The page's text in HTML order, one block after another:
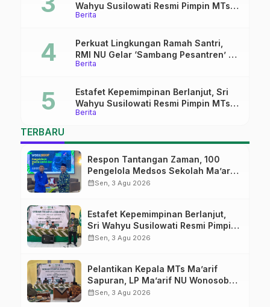
Berita
Wahyu Susilowati Resmi Pimpin MTs
Ma’arif Sapuran
Berita
Perkuat Lingkungan Ramah Santri,
RMI NU Gelar ‘Sambang Pesantren’ di
Pati
Berita
Estafet Kepemimpinan Berlanjut, Sri
Wahyu Susilowati Resmi Pimpin MTs
Ma’arif Sapuran
TERBARU
Respon Tantangan Zaman, 100
Pengelola Medsos Sekolah Ma’arif
Pekalongan Ikuti Pelatihan Literasi
calendar_monthSen, 3 Agu 2026
Estafet Kepemimpinan Berlanjut,
Sri Wahyu Susilowati Resmi Pimpin
MTs Ma’arif Sapuran
calendar_monthSen, 3 Agu 2026
Pelantikan Kepala MTs Ma’arif
Sapuran, LP Ma’arif NU Wonosobo
Tekankan Lima Amanah
calendar_monthSen, 3 Agu 2026